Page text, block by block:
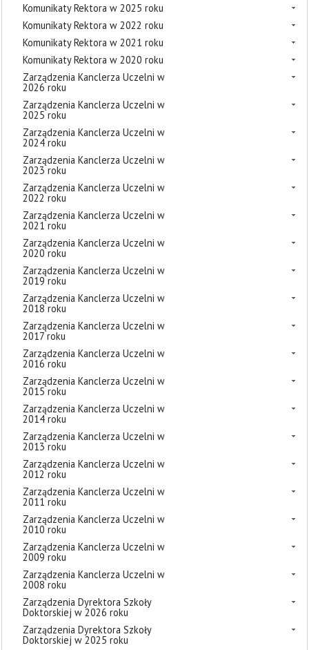
Komunikaty Rektora w 2025 roku
Komunikaty Rektora w 2022 roku
Komunikaty Rektora w 2021 roku
Komunikaty Rektora w 2020 roku
Zarządzenia Kanclerza Uczelni w
2026 roku
Zarządzenia Kanclerza Uczelni w
2025 roku
Zarządzenia Kanclerza Uczelni w
2024 roku
Zarządzenia Kanclerza Uczelni w
2023 roku
Zarządzenia Kanclerza Uczelni w
2022 roku
Zarządzenia Kanclerza Uczelni w
2021 roku
Zarządzenia Kanclerza Uczelni w
2020 roku
Zarządzenia Kanclerza Uczelni w
2019 roku
Zarządzenia Kanclerza Uczelni w
2018 roku
Zarządzenia Kanclerza Uczelni w
2017 roku
Zarządzenia Kanclerza Uczelni w
2016 roku
Zarządzenia Kanclerza Uczelni w
2015 roku
Zarządzenia Kanclerza Uczelni w
2014 roku
Zarządzenia Kanclerza Uczelni w
2013 roku
Zarządzenia Kanclerza Uczelni w
2012 roku
Zarządzenia Kanclerza Uczelni w
2011 roku
Zarządzenia Kanclerza Uczelni w
2010 roku
Zarządzenia Kanclerza Uczelni w
2009 roku
Zarządzenia Kanclerza Uczelni w
2008 roku
Zarządzenia Dyrektora Szkoły
Doktorskiej w 2026 roku
Zarządzenia Dyrektora Szkoły
Doktorskiej w 2025 roku